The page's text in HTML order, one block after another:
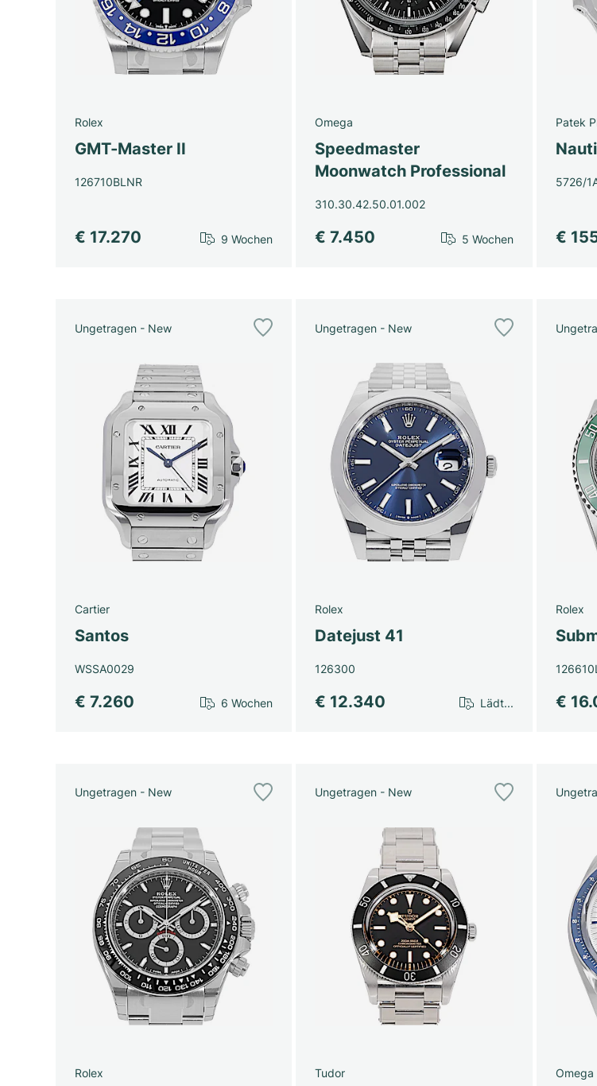
Rolex
GMT-Master II
126710BLNR
€ 17.270 9 Wochen
Omega
Speedmaster
Moonwatch Professional
310.30.42.50.01.002
€ 7.450 5 Wochen
Patek
5726/
€
Ungetragen - New
Cartier
Santos
WSSA0029
€ 7.260 6 Wochen
Ungetragen - New
Rolex
Datejust 41
126300
€ 12.340 Lädt...
Rolex
€
Ungetragen - New
Rolex
Ungetragen - New
Tudor Omega